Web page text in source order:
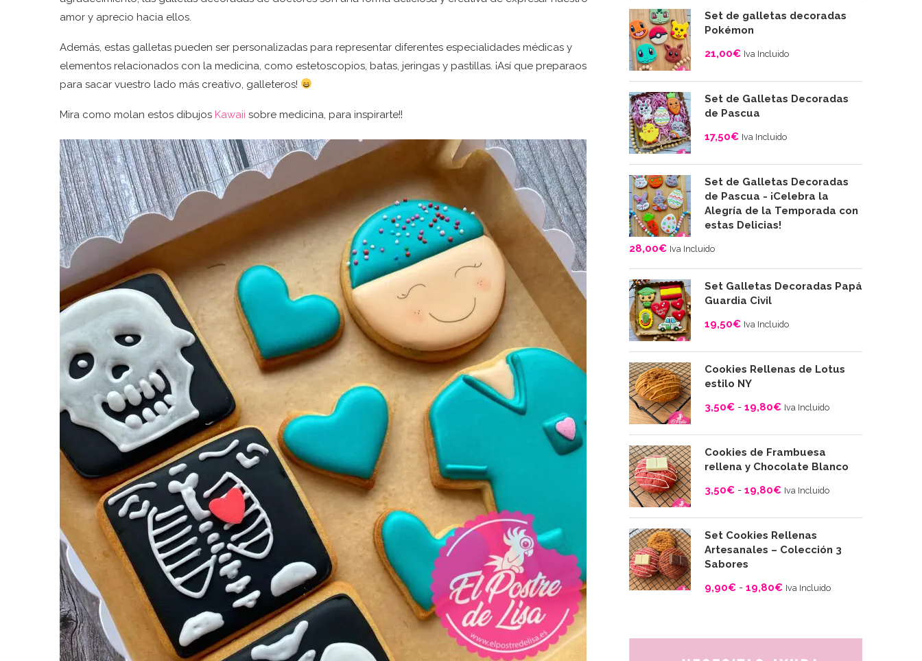
amor y aprecio hacia ellos.
Además, estas galletas pueden ser personalizadas para representar diferentes especialidades médicas y
elementos relacionados con la medicina, como estetoscopios, batas, jeringas y pastillas. ¡Así que preparaos
para sacar vuestro lado más creativo, galleteros!
Mira como molan estos dibujos Kawaii sobre medicina, para inspirarte!!
Set de galletas decoradas
Pokémon
21,00€ Iva Incluido
Set de Galletas Decoradas
de Pascua
17,50€ Iva Incluido
Set de Galletas Decoradas
de Pascua - ¡Celebra la
Alegría de la Temporada con
estas Delicias!
28,00€ Iva Incluido
Set Galletas Decoradas Papá
Guardia Civil
19,50€ Iva Incluido
Cookies Rellenas de Lotus
estilo NY
3,50€ - 19,80€
Rango
precios:
desde
3,50€
hasta
19,80€
Iva Incluido
Cookies de Frambuesa
rellena y Chocolate Blanco
3,50€ - 19,80€
Rango
precios:
desde
3,50€
hasta
Iva Incluido
Set Cookies Rellenas
Artesanales – Colección 3
Sabores
9,90€ - 19,80€
precios:
Iva Incluido